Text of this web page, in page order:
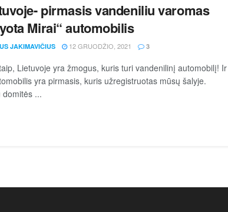
pirmasis vandeniliu varomas
Mirai“ automobilis
JAKIMAVIČIUS 12 GRUODŽIO, 2021 3
Lietuvoje yra žmogus, kuris turi vandenilinį automobilį! Ir
yra pirmasis, kuris užregistruotas mūsų šalyje.
domitės ...